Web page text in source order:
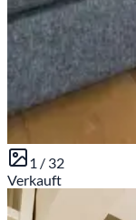
1 / 32
Verkauft